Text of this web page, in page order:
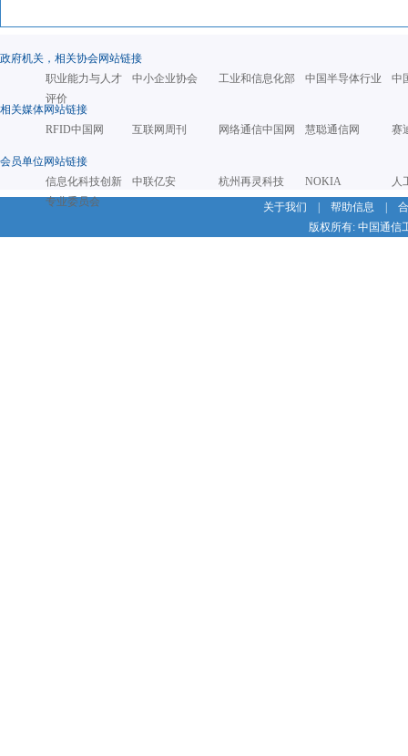
政府机关，相关协会网站链接
职业能力与人才
评价
中小企业协会 工业和信息化部 中国半导体行业 中
相关媒体网站链接
RFID中国网
互联网周刊 网络通信中国网 慧聪通信网 赛
会员单位网站链接
信息化科技创新
专业委员会
中联亿安 杭州再灵科技 NOKIA
人
关于我们
帮助信息
版权所有: 中国通信